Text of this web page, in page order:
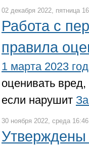
02 декабря 2022, пятница
Работа с
правила
1 марта 2023
оценивать
если нарушит
30 ноября 2022, среда 16:46
Утверждены